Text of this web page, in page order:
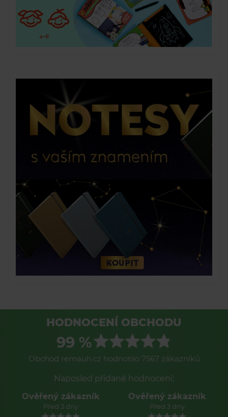
HODNOCENÍ OBCHODU
99 %
Obchod remauh.cz hodnotilo 7567 zákazníků
Naposled přidané hodnocení:
Ověřený zákazník
Před 3 dny
Ověřený zákazník
Před 3 dny